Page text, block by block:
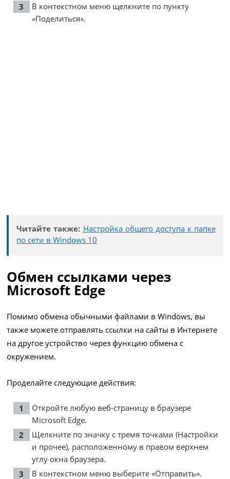
В контекстном меню щелкните по пункту
«Поделиться».
Читайте также: Настройка общего доступа к папке
по сети в Windows 10
Обмен ссылками через
Microsoft Edge
Помимо обмена обычными файлами в Windows, вы
также можете отправлять ссылки на сайты в Интернете
на другое устройство через функцию обмена с
окружением.
Проделайте следующие действия:
Откройте любую веб-страницу в браузере
Microsoft Edge.
Щелкните по значку с тремя точками (Настройки
и прочее), расположенному в правом верхнем
углу окна браузера.
В контекстном меню выберите «Отправить».